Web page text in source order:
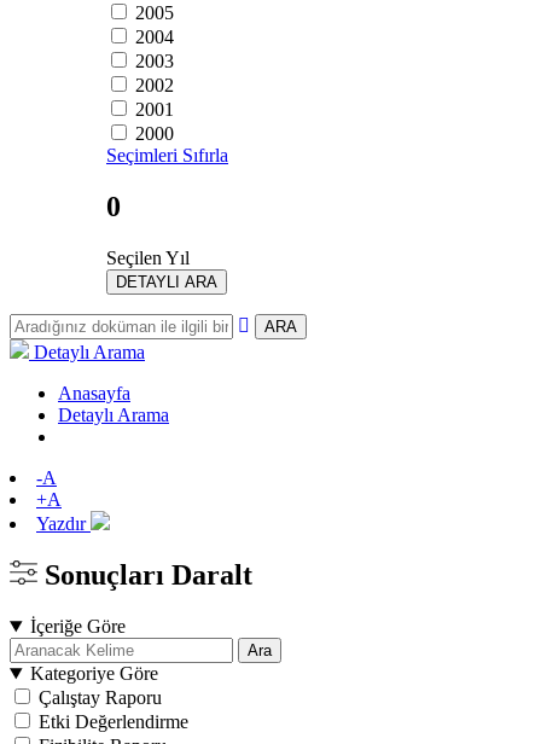
2005
2004
2003
2002
2001
2000
Seçimleri Sıfırla
0
Seçilen Yıl
DETAYLI ARA
ARA
Detaylı Arama
Anasayfa
Detaylı Arama
-A
+A
Yazdır
Sonuçları Daralt
İçeriğe Göre
Ara
Kategoriye Göre
Çalıştay Raporu
Etki Değerlendirme